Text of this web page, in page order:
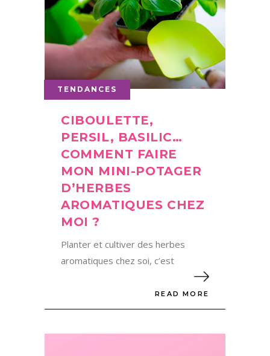
TENDANCES
CIBOULETTE,
PERSIL, BASILIC…
COMMENT FAIRE
MON MINI-POTAGER
D’HERBES
AROMATIQUES CHEZ
MOI ?
Planter et cultiver des herbes
aromatiques chez soi, c’est
READ MORE